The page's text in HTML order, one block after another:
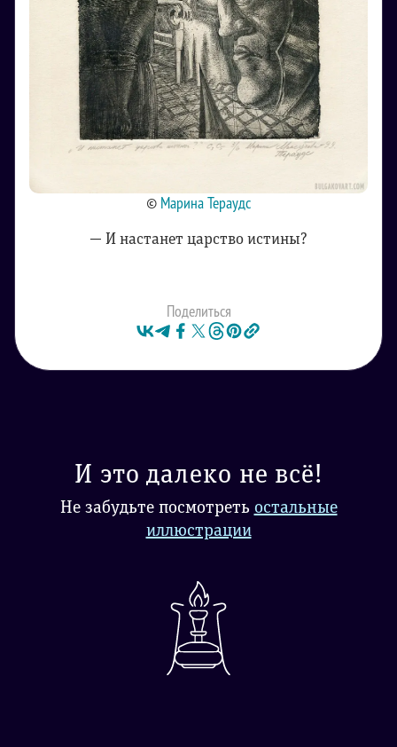
© Марина Тераудс
— И настанет царство истины?
Поделиться
И это далеко не всё!
Не забудьте посмотреть остальные
иллюстрации